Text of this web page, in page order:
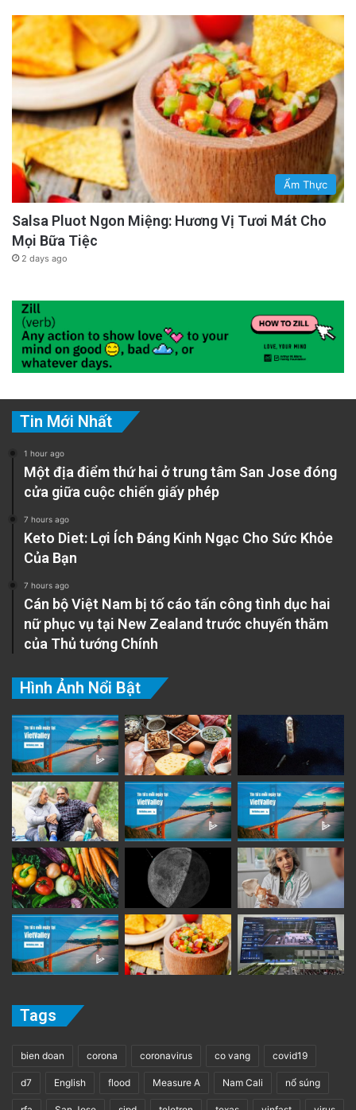
Ẩm Thực
Salsa Pluot Ngon Miệng: Hương Vị Tươi Mát Cho
Mọi Bữa Tiệc
2 days ago
Tin Mới Nhất
1 hour ago
Một địa điểm thứ hai ở trung tâm San Jose đóng
cửa giữa cuộc chiến giấy phép
7 hours ago
Keto Diet: Lợi Ích Đáng Kinh Ngạc Cho Sức Khỏe
Của Bạn
7 hours ago
Cán bộ Việt Nam bị tố cáo tấn công tình dục hai
nữ phục vụ tại New Zealand trước chuyến thăm
của Thủ tướng Chính
Hình Ảnh Nổi Bật
Tags
bien doan corona coronavirus co vang covid19
d7 English flood Measure A Nam Cali nổ súng